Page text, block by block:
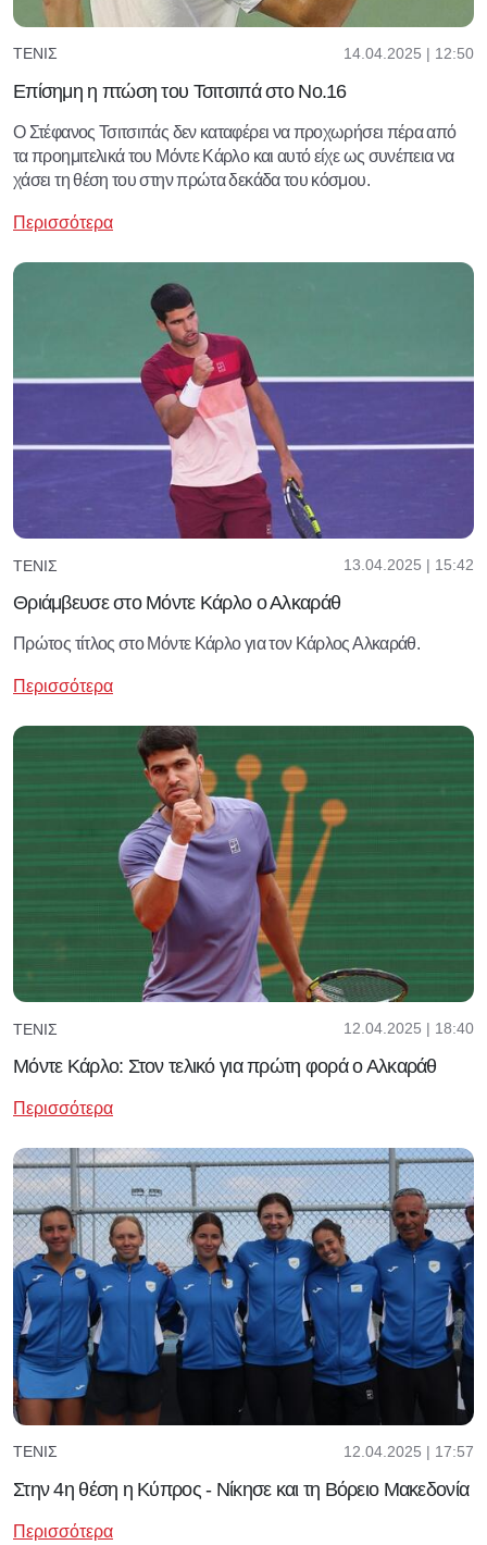
ΤΈΝΙΣ 14.04.2025 | 12:50
Επίσημη η πτώση του Τσιτσιπά στο Νο.16
Ο Στέφανος Τσιτσιπάς δεν καταφέρει να προχωρήσει πέρα από
τα προημιτελικά του Μόντε Κάρλο και αυτό είχε ως συνέπεια να
χάσει τη θέση του στην πρώτα δεκάδα του κόσμου.
Περισσότερα
ΤΈΝΙΣ 13.04.2025 | 15:42
Θριάμβευσε στο Μόντε Κάρλο ο Αλκαράθ
Πρώτος τίτλος στο Μόντε Κάρλο για τον Κάρλος Αλκαράθ.
Περισσότερα
ΤΈΝΙΣ 12.04.2025 | 18:40
Μόντε Κάρλο: Στον τελικό για πρώτη φορά ο Αλκαράθ
Περισσότερα
ΤΈΝΙΣ 12.04.2025 | 17:57
Στην 4η θέση η Κύπρος - Νίκησε και τη Βόρειο Μακεδονία
Περισσότερα